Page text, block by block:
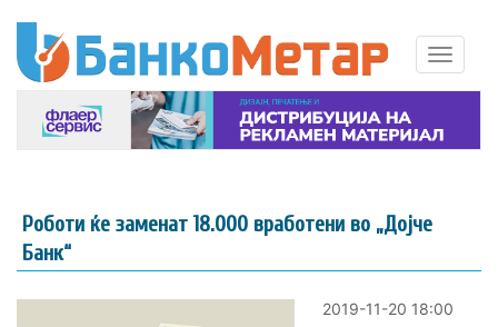
Роботи ќе заменат 18.000 вработени во „Дојче
Банк“
2019-11-20 18:00